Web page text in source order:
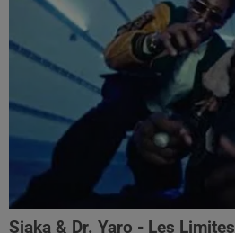
Siaka & Dr. Yaro - Les Limites